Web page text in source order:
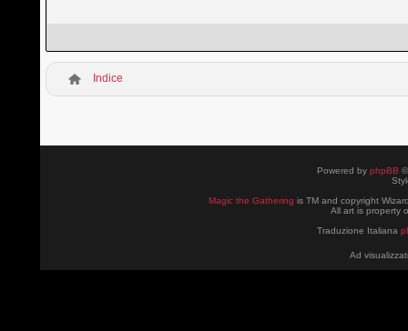
Indice
Powered by phpBB
Magic the Gathering is TM and copyright
All art is property
Traduzione Italiana
Ad